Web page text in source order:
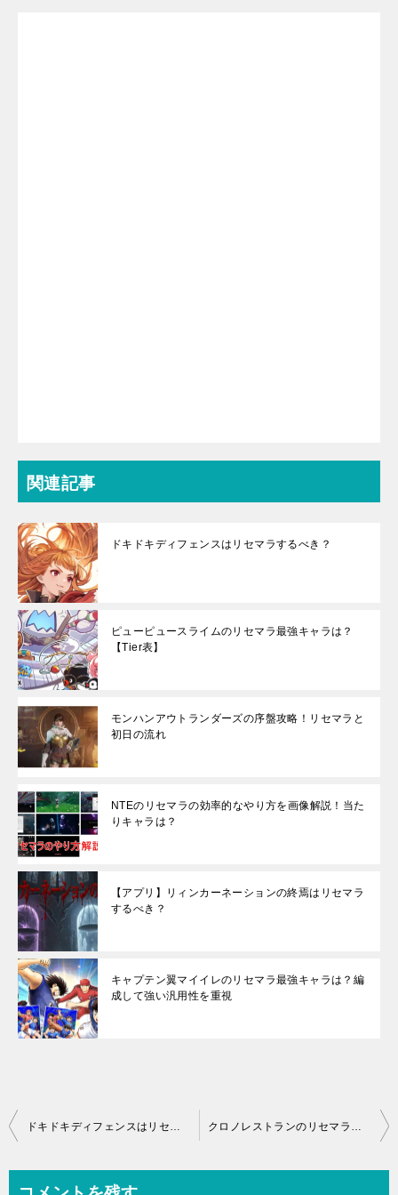
関連記事
ドキドキディフェンスはリセマラするべき？
ピューピュースライムのリセマラ最強キャラは？
【Tier表】
モンハンアウトランダーズの序盤攻略！リセマラと
初日の流れ
NTEのリセマラの効率的なやり方を画像解説！当た
りキャラは？
【アプリ】リィンカーネーションの終焉はリセマラ
するべき？
キャプテン翼マイイレのリセマラ最強キャラは？編
成して強い汎用性を重視
投